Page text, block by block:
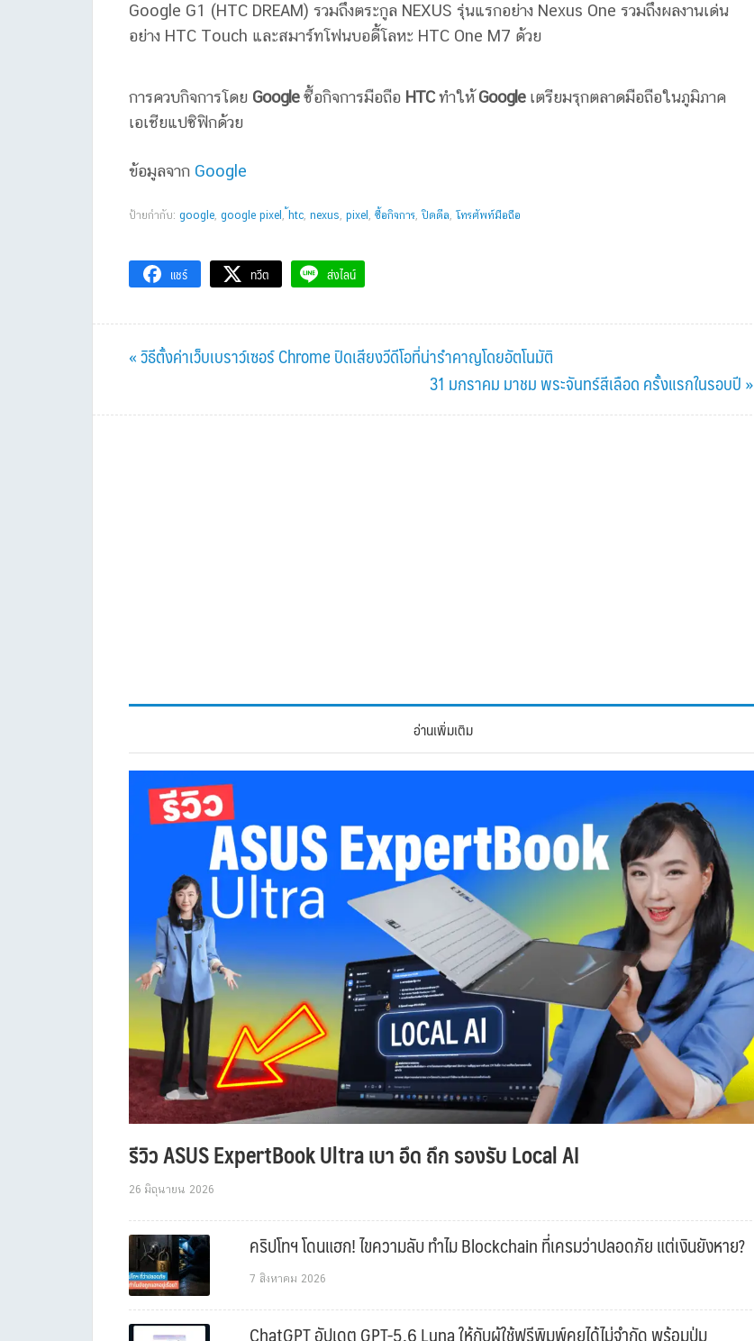
Google G1 (HTC DREAM) รวมถึงตระกูล NEXUS รุ่นแรกอย่าง Nexus One รวมถึงผลงานเด่น
อย่าง HTC Touch และสมาร์ทโฟนบอดี้โลหะ HTC One M7 ด้วย
การควบกิจการโดย Googleซื้อกิจการมือถือ HTCทำให้Googleเตรียมรุกตลาดมือถือในภูมิภาค
เอเชียแปซิฟิกด้วย
ข้อมูลจาก Google
ป้ายกำกับ: google, google pixel , ้htc, nexus, pixel , ซื้อกิจการ,ปิดดีล, โทรศัพท์มือถือ
แชร์ ทวีต ส่งไลน์
Previous
« วิธีตั้งค่าเว็บเบราว์เซอร์ Chrome ปิดเสียงวีดีโอที่น่ารำคาญโดยอัตโนมัติ
Next
Post:
31 มกราคม มาชม พระจันทร์สีเลือด ครั้งแรกในรอบปี »
อ่านเพิ่มเติม
รีวิว ASUS ExpertBook Ultra เบา อึด ถึก รองรับ Local AI
26 มิถุนายน 2026
คริปโทฯ โดนแฮก! ไขความลับ ทำไม Blockchain ที่เครมว่าปลอดภัย แต่เงินยังหาย?
7 สิงหาคม 2026
ChatGPT อัปเดต GPT-5.6 Luna ให้กับผู้ใช้ฟรีพิมพ์คุยได้ไม่จำกัด พร้อมปุ่ม